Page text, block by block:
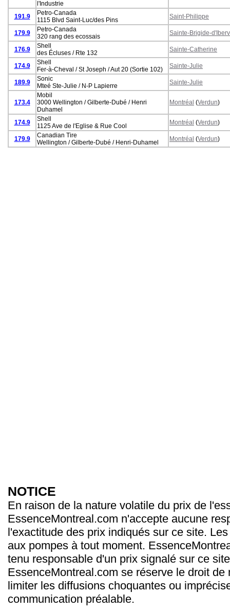
l'Industrie
191.9
Petro-Canada
1115 Blvd Saint-Luc/des Pins
Saint-Philippe
179.9
Petro-Canada
320 rang des ecossais
Sainte-Brigide-
176.9
Shell
des Écluses / Rte 132
Sainte-Catherine
174.9
Shell
Fer-à-Cheval / St Joseph / Aut 20 (Sortie 102)
Sainte-Julie
189.9
Sonic
Mteé Ste-Julie / N-P Lapierre
Sainte-Julie
173.4
Mobil
3000 Wellington / Gilberte-Dubé / Henri
Duhamel
Montréal (Verdun)
174.9
Shell
1125 Ave de l'Eglise & Rue Cool
Montréal (Verdun)
179.9
Canadian Tire
Wellington / Gilberte-Dubé / Henri-Duhamel
Montréal (Verdun)
NOTICE
En raison de la nature volatile du prix de
EssenceMontreal.com n'accepte aucune
l'exactitude des prix indiqués sur ce site.
aux pompes à tout moment.
tenu responsable d'un prix signalé sur ce
EssenceMontreal.com se réserve le droit de
limiter les diffusions choquantes ou
communication préalable.